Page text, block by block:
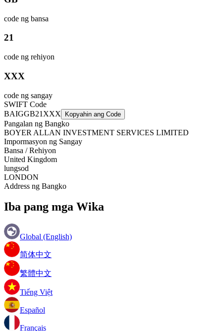
code ng bansa
21
code ng rehiyon
XXX
code ng sangay
SWIFT Code
BAIGGB21XXX
Kopyahin ang Code
Pangalan ng Bangko
BOYER ALLAN INVESTMENT SERVICES LIMITED
Impormasyon ng Sangay
Bansa / Rehiyon
United Kingdom
lungsod
LONDON
Address ng Bangko
Iba pang mga Wika
Global (English)
简体中文
繁體中文
Tiếng Việt
Español
Français